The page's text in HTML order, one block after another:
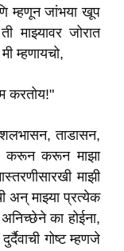
म्हणून जांभया खूप
माझ्यावर जोरात
म्हणायचो,
करतोय!"
शलभासन, ताडासन,
करून करून माझा
माझी
अन् माझ्या प्रत्येक
का होईना,
गोष्ट म्हणजे